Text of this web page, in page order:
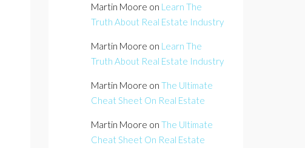
Martin Moore on Learn The
Truth About Real Estate Industry
Martin Moore on Learn The
Truth About Real Estate Industry
Martin Moore on The Ultimate
Cheat Sheet On Real Estate
Martin Moore on The Ultimate
Cheat Sheet On Real Estate